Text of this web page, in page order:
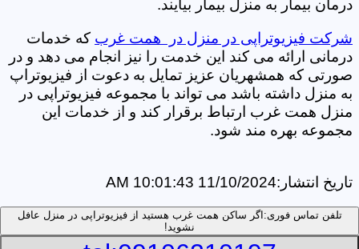
درمان بیمار به منزل بیمار بیایند.
شرکت فیزیوتراپی در منزل در همت غرب که خدمات
درمانی ارائه می کند این خدمت را نیز انجام می دهد و در
صورتی که همشهریان عزیز تمایل به دعوت از فیزیوتراپ
به منزل داشته باشد می تواند با مجموعه فیزیوتراپی در
منزل همت غرب ارتباط برقرار کند و از خدمات این
مجموعه بهره مند شود.
تاریخ انتشار:11/10/2024 10:01:43 AM
تلفن تماس فوری: اگر ساکن همت غرب هستید از فیزیوتراپی در منزل عافل
نشوید!